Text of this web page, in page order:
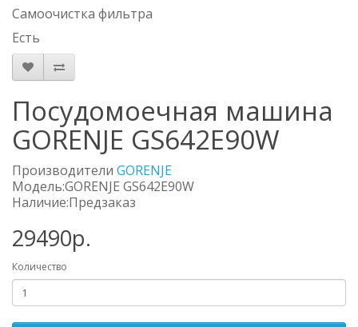
Самоочистка фильтра
Есть
Посудомоечная машина
GORENJE GS642E90W
Производители GORENJE
Модель:GORENJE GS642E90W
Наличие:Предзаказ
29490р.
Количество